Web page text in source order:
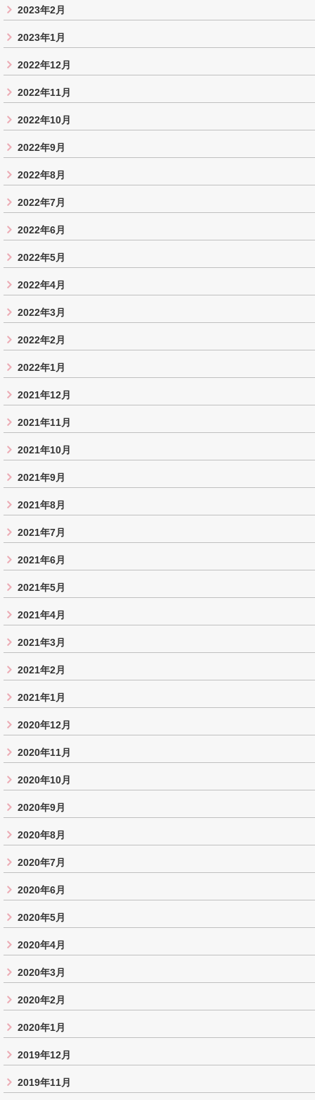
2023年2月
2023年1月
2022年12月
2022年11月
2022年10月
2022年9月
2022年8月
2022年7月
2022年6月
2022年5月
2022年4月
2022年3月
2022年2月
2022年1月
2021年12月
2021年11月
2021年10月
2021年9月
2021年8月
2021年7月
2021年6月
2021年5月
2021年4月
2021年3月
2021年2月
2021年1月
2020年12月
2020年11月
2020年10月
2020年9月
2020年8月
2020年7月
2020年6月
2020年5月
2020年4月
2020年3月
2020年2月
2020年1月
2019年12月
2019年11月